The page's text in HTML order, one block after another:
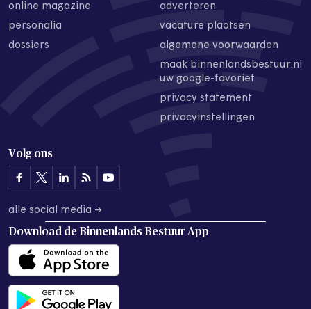
online magazine
personalia
dossiers
adverteren
vacature plaatsen
algemene voorwaarden
maak binnenlandsbestuur.nl
uw google-favoriet
privacy statement
privacyinstellingen
Volg ons
alle social media →
Download de Binnenlands Bestuur App